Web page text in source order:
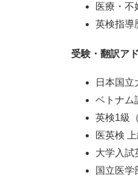
医療・不
英検指導
受験・翻訳ア
日本国
ベトナム
英検1級
医英検
大学入試
国立医学